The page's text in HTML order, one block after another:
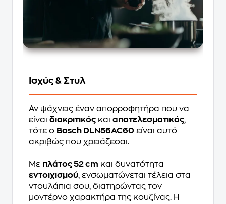
Ισχύς & Στυλ
Αν ψάχνεις έναν απορροφητήρα που να
είναι διακριτικός και αποτελεσματικός,
τότε ο Bosch DLN56AC60 είναι αυτό
ακριβώς που χρειάζεσαι.
Με πλάτος 52 cm και δυνατότητα
εντοιχισμού, ενσωματώνεται τέλεια στα
ντουλάπια σου, διατηρώντας τον
μοντέρνο χαρακτήρα της κουζίνας. Η